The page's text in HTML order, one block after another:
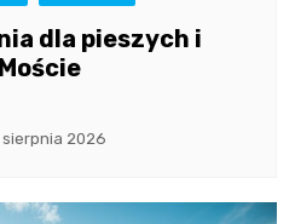
dla pieszych i
sierpnia 2026